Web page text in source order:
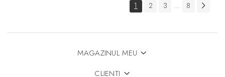
1 2 3 ... 8
MAGAZINUL MEU
CLIENTI